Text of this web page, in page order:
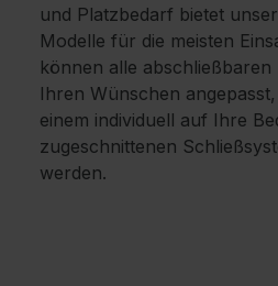
und Platzbedarf bietet
Modelle für die meisten
können alle abschließbaren
Ihren Wünschen
einem individuell auf Ihre
zugeschnittenen
werden.